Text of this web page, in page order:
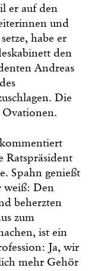
er auf den
und
habe er
den
Andreas
Die
Ovationen.
Ratspräsident
Spahn genießt
weiß: Den
beherzten
zum
ist ein
Ja, wir
mehr Gehör